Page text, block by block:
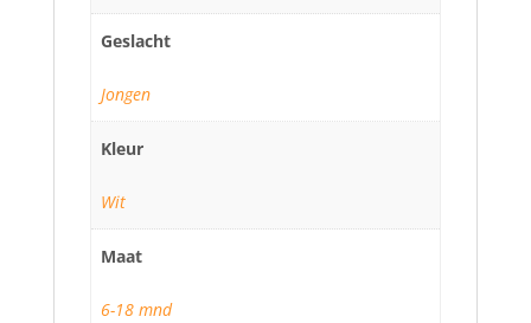
Geslacht
Jongen
Kleur
Wit
Maat
6-18 mnd